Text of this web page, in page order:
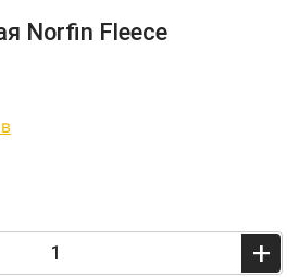
Norfin Fleece
+